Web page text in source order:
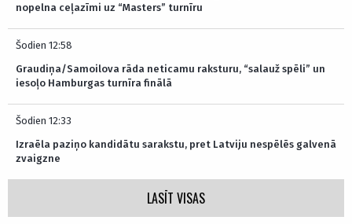
nopelna ceļazīmi uz “Masters” turnīru
Šodien 12:58
Graudiņa/Samoilova rāda neticamu raksturu, “salauž spēli” un
iesoļo Hamburgas turnīra finālā
Šodien 12:33
Izraēla paziņo kandidātu sarakstu, pret Latviju nespēlēs galvenā
zvaigzne
LASĪT VISAS